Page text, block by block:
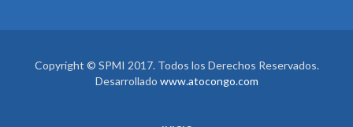
Copyright © SPMI 2017. Todos los Derechos Reservados.
Desarrollado www.atocongo.com